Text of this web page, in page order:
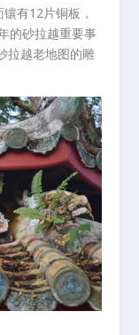
有12片铜板，
的砂拉越重要事
拉越老地图的雕